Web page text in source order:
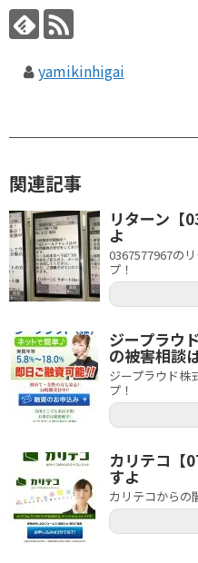
yamikinhigai
関連記事
リターン【
よ
0367577967の
プ！
ジープラウ
の被害相談
ジープラウド株
プ！
カリテコ【
すよ
カリテコからの